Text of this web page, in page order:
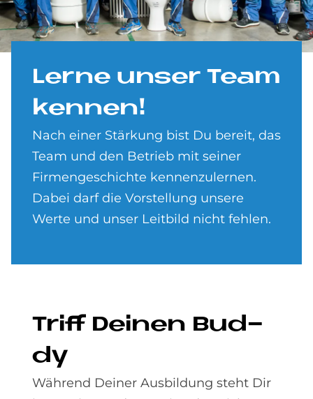
Ler­ne un­ser Team
ken­nen!
Nach einer Stärkung bist Du bereit, das
Team und den Betrieb mit seiner
Firmengeschichte kennenzulernen.
Dabei darf die Vorstellung unsere
Werte und unser Leitbild nicht fehlen.
Triff Dei­nen Bud­
dy
Während Deiner Ausbildung steht Dir